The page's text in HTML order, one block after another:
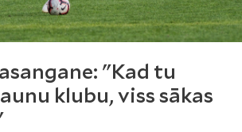
"Kad tu
klubu, viss sākas